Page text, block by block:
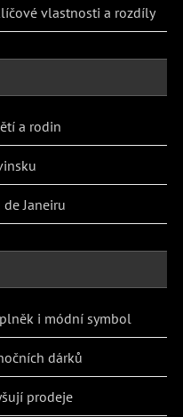
vlastnosti a rozdíly
a rodin
Janeiru
i módní symbol
dárků
prodeje